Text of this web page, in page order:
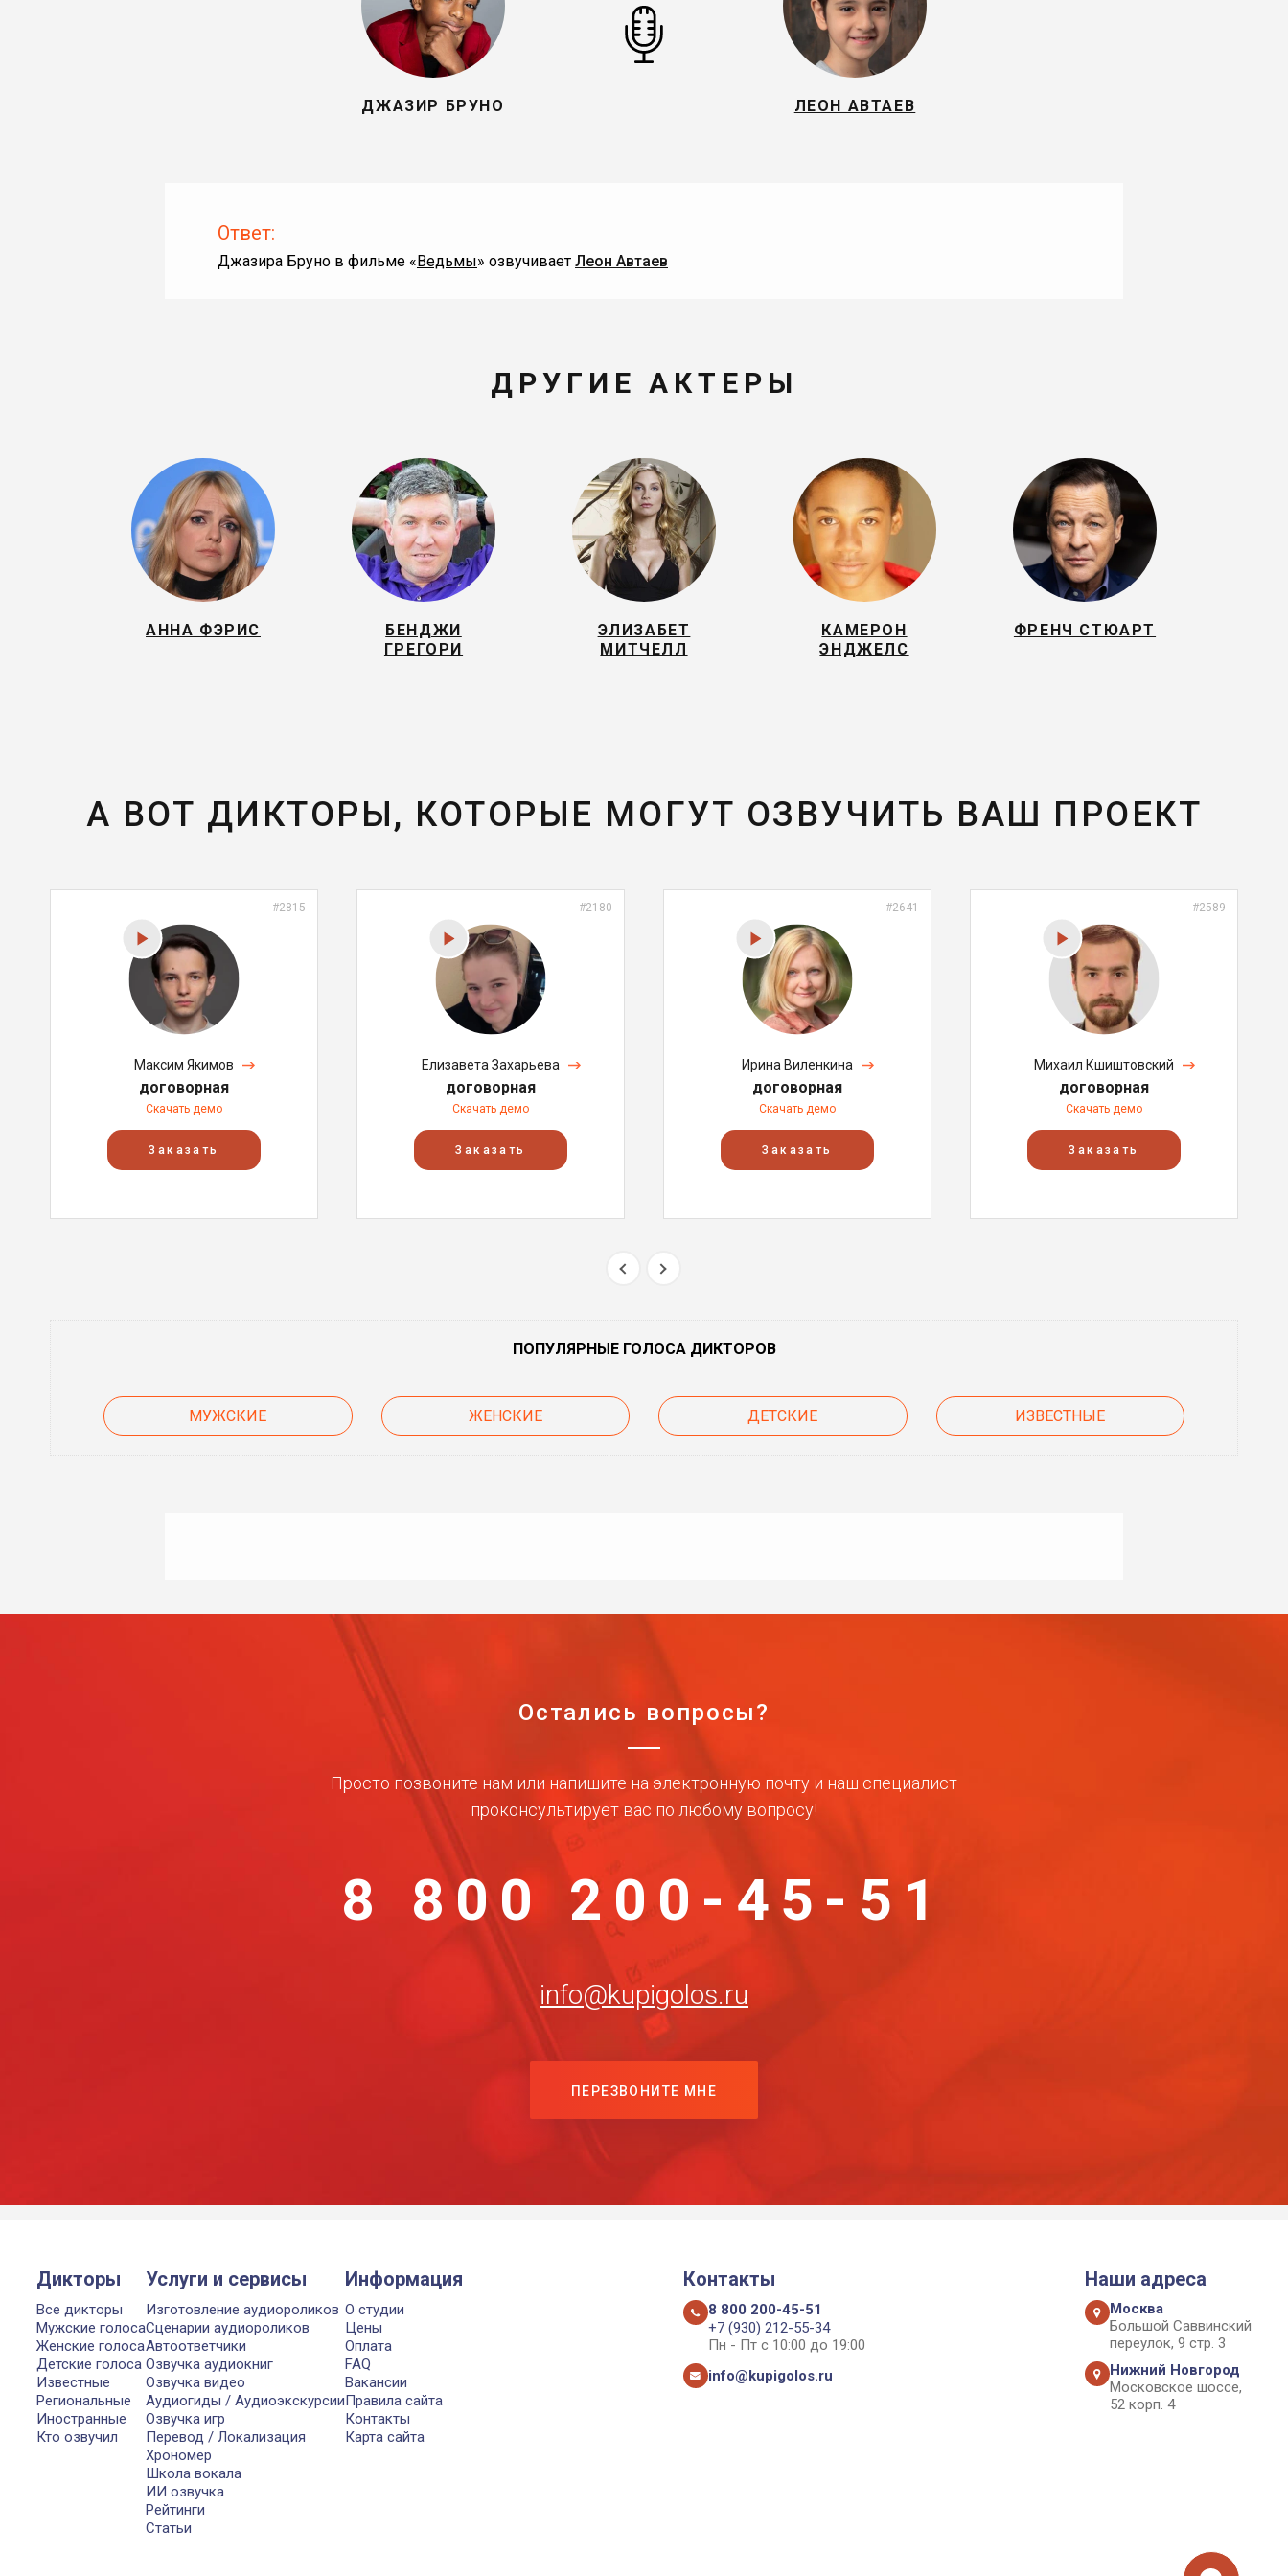
ДЖАЗИР БРУНО ЛЕОН АВТАЕВ
Ответ:
Джазира Бруно в фильме «Ведьмы» озвучивает Леон Автаев
ДРУГИЕ АКТЕРЫ
АННА ФЭРИС
БЕНДЖИ
ГРЕГОРИ
ЭЛИЗАБЕТ
МИТЧЕЛЛ
КАМЕРОН
ЭНДЖЕЛС
ФРЕНЧ СТЮАРТ
А ВОТ ДИКТОРЫ, КОТОРЫЕ МОГУТ ОЗВУЧИТЬ ВАШ ПРОЕКТ
#2815
Максим Якимов
договорная
Скачать демо
Заказать
#2180
Елизавета Захарьева
договорная
Скачать демо
Заказать
#2641
Ирина Виленкина
договорная
Скачать демо
Заказать
#2589
Михаил Кшиштовский
договорная
Скачать демо
Заказать
ПОПУЛЯРНЫЕ ГОЛОСА ДИКТОРОВ
МУЖСКИЕ ЖЕНСКИЕ ДЕТСКИЕ ИЗВЕСТНЫЕ
Остались вопросы?
Просто позвоните нам или напишите на электронную почту и наш специалист
проконсультирует вас по любому вопросу!
8 800 200-45-51
info@kupigolos.ru
ПЕРЕЗВОНИТЕ МНЕ
Дикторы
Все дикторы
Мужские голоса
Женские голоса
Детские голоса
Известные
Региональные
Иностранные
Кто озвучил
Услуги и сервисы
Изготовление аудиороликов
Сценарии аудиороликов
Автоответчики
Озвучка аудиокниг
Озвучка видео
Аудиогиды / Аудиоэкскурсии
Озвучка игр
Перевод / Локализация
Хрономер
Школа вокала
ИИ озвучка
Рейтинги
Статьи
Информация
О студии
Цены
Оплата
FAQ
Вакансии
Правила сайта
Контакты
Карта сайта
Контакты
8 800 200-45-51
+7 (930) 212-55-34
Пн - Пт с 10:00 до 19:00
info@kupigolos.ru
Наши адреса
Москва
Большой Саввинский
переулок, 9 стр. 3
Нижний Новгород
Московское шоссе,
52 корп. 4